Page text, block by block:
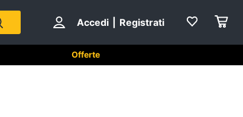
Accedi Registrati
Offerte